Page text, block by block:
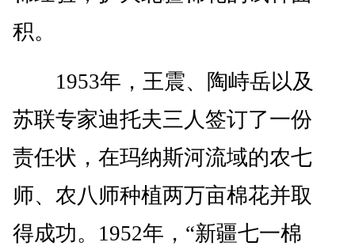
积。
1953年，王震、陶峙岳以及
苏联专家迪托夫三人签订了一份
责任状，在玛纳斯河流域的农七
师、农八师种植两万亩棉花并取
得成功。1952年，“新疆七一棉